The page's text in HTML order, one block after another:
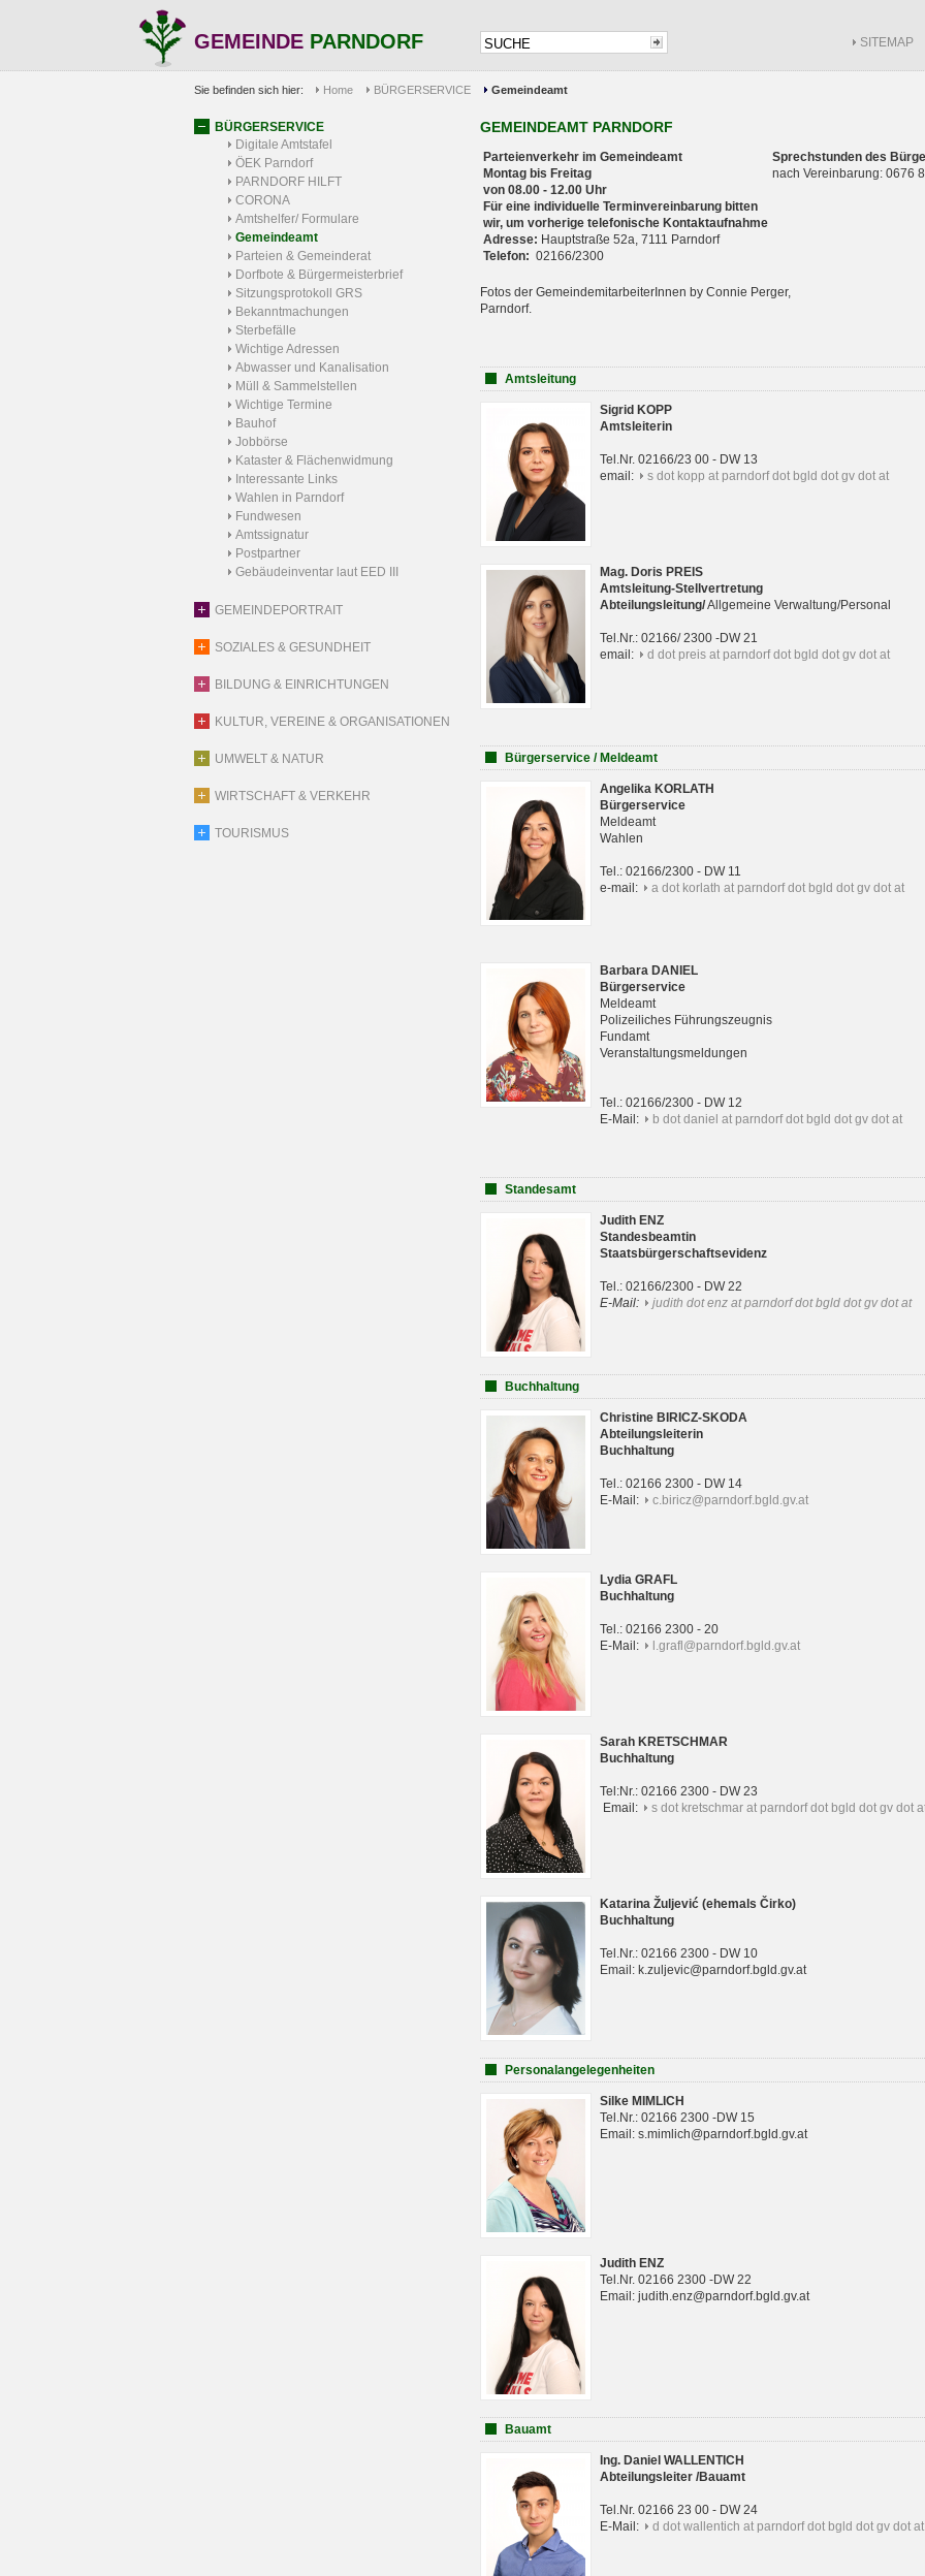
GEMEINDE PARNDORF SITEMAP
Sie befinden sich hier: Home BÜRGERSERVICE Gemeindeamt
BÜRGERSERVICE
Digitale Amtstafel
ÖEK Parndorf
PARNDORF HILFT
CORONA
Amtshelfer/ Formulare
Gemeindeamt
Parteien & Gemeinderat
Dorfbote & Bürgermeisterbrief
Sitzungsprotokoll GRS
Bekanntmachungen
Sterbefälle
Wichtige Adressen
Abwasser und Kanalisation
Müll & Sammelstellen
Wichtige Termine
Bauhof
Jobbörse
Kataster & Flächenwidmung
Interessante Links
Wahlen in Parndorf
Fundwesen
Amtssignatur
Postpartner
Gebäudeinventar laut EED III
GEMEINDEPORTRAIT
SOZIALES & GESUNDHEIT
BILDUNG & EINRICHTUNGEN
KULTUR, VEREINE & ORGANISATIONEN
UMWELT & NATUR
WIRTSCHAFT & VERKEHR
TOURISMUS
GEMEINDEAMT PARNDORF
Parteienverkehr im Gemeindeamt
Montag bis Freitag
von 08.00 - 12.00 Uhr
Für eine individuelle Terminvereinbarung bitten
wir, um vorherige telefonische Kontaktaufnahme
Adresse: Hauptstraße 52a, 7111 Parndorf
Telefon: 02166/2300
Sprechstunden des
nach Vereinbarung: 0676
Fotos der GemeindemitarbeiterInnen by Connie Perger,
Parndorf.
Amtsleitung
Sigrid KOPP
Amtsleiterin
Tel.Nr. 02166/23 00 - DW 13
email:
s dot kopp at parndorf dot bgld dot gv dot at
Mag. Doris PREIS
Amtsleitung-Stellvertretung
Abteilungsleitung/Allgemeine Verwaltung/Personal
Tel.Nr.: 02166/ 2300 -DW 21
email:
d dot preis at parndorf dot bgld dot gv dot at
Bürgerservice / Meldeamt
Angelika KORLATH
Bürgerservice
Meldeamt
Wahlen
Tel.: 02166/2300 - DW 11
e-mail:
a dot korlath at parndorf dot bgld dot gv dot at
Barbara DANIEL
Bürgerservice
Meldeamt
Polizeiliches Führungszeugnis
Fundamt
Veranstaltungsmeldungen
Tel.: 02166/2300 - DW 12
E-Mail:
b dot daniel at parndorf dot bgld dot gv dot at
Standesamt
Judith ENZ
Standesbeamtin
Staatsbürgerschaftsevidenz
Tel.: 02166/2300 - DW 22
E-Mail:
judith dot enz at parndorf dot bgld dot gv dot at
Buchhaltung
Christine BIRICZ-SKODA
Abteilungsleiterin
Buchhaltung
Tel.: 02166 2300 - DW 14
E-Mail:
c.biricz@parndorf.bgld.gv.at
Lydia GRAFL
Buchhaltung
Tel.: 02166 2300 - 20
E-Mail:
l.grafl@parndorf.bgld.gv.at
Sarah KRETSCHMAR
Buchhaltung
Tel:Nr.: 02166 2300 - DW 23
Email:
s dot kretschmar at parndorf dot bgld dot gv dot
Katarina Žuljević (ehemals Čirko)
Buchhaltung
Tel.Nr.: 02166 2300 - DW 10
Email: k.zuljevic@parndorf.bgld.gv.at
Personalangelegenheiten
Silke MIMLICH
Tel.Nr.: 02166 2300 -DW 15
Email: s.mimlich@parndorf.bgld.gv.at
Judith ENZ
Tel.Nr. 02166 2300 -DW 22
Email: judith.enz@parndorf.bgld.gv.at
Bauamt
Ing. Daniel WALLENTICH
Abteilungsleiter /Bauamt
Tel.Nr. 02166 23 00 - DW 24
E-Mail:
d dot wallentich at parndorf dot bgld dot gv dot at